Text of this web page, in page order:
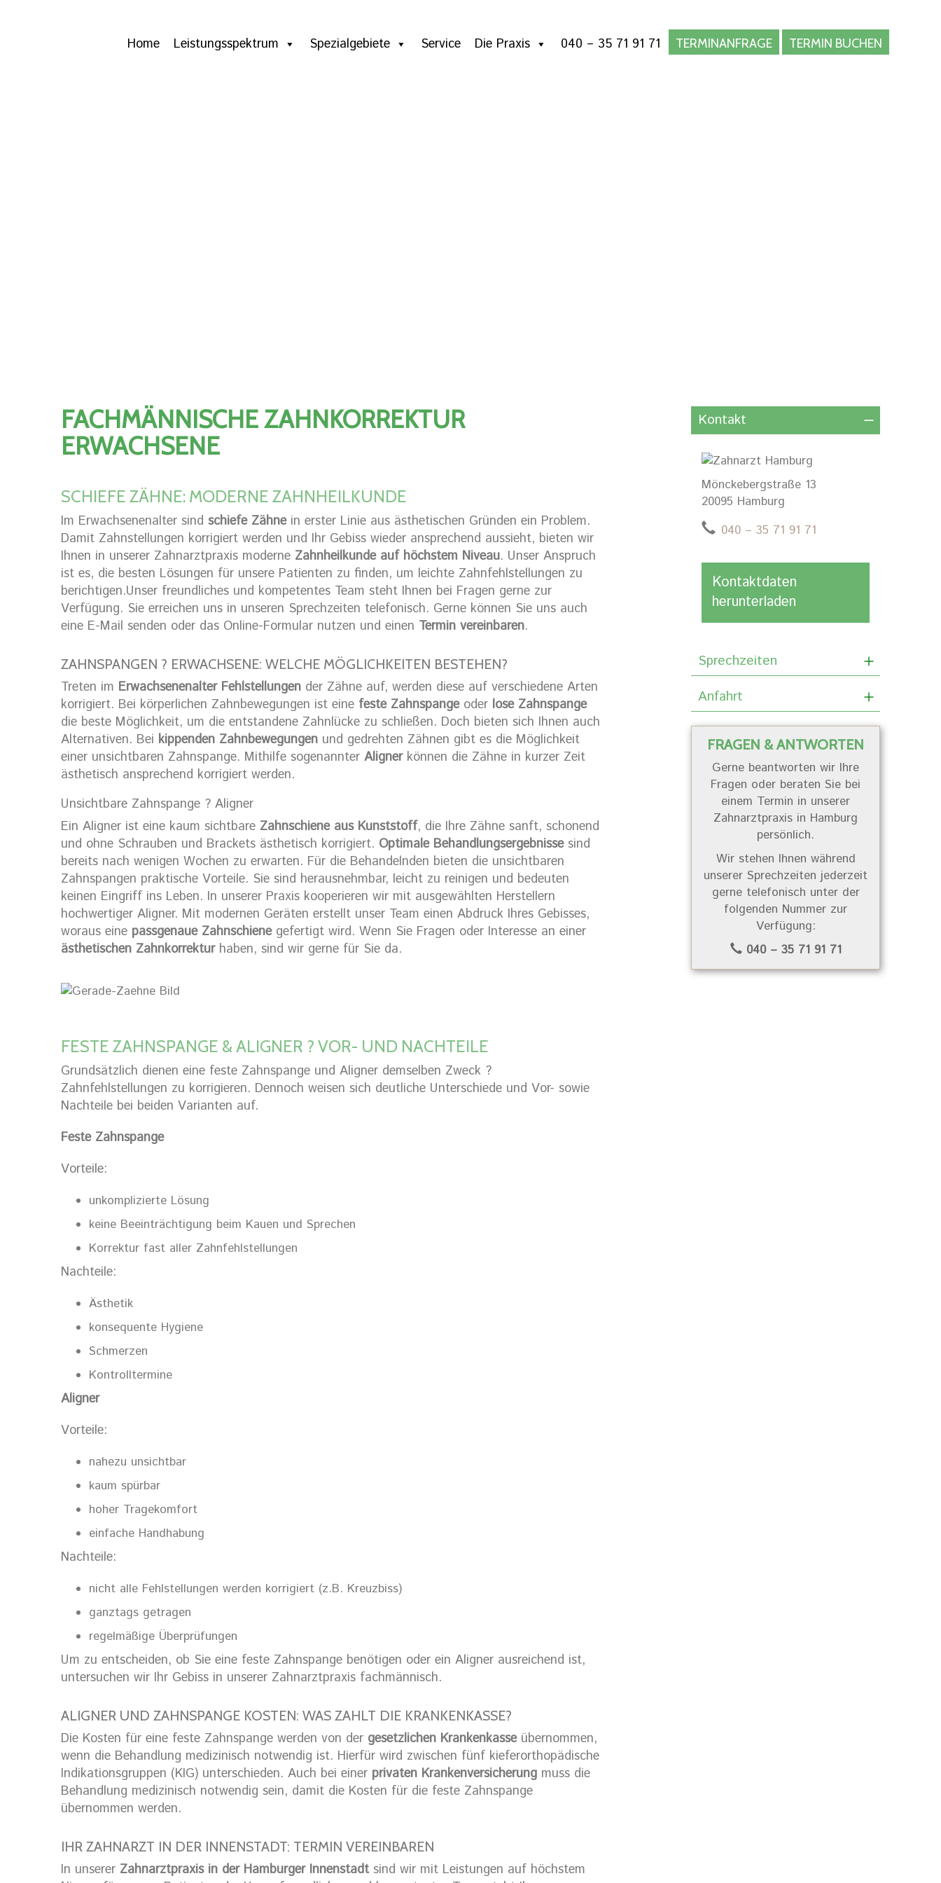
Home Leistungsspektrum Spezialgebiete Service Die Praxis 040 – 35 71 91 71 TERMINANFRAGE TERMIN BUCHEN
FACHMÄNNISCHE ZAHNKORREKTUR
ERWACHSENE
SCHIEFE ZÄHNE: MODERNE ZAHNHEILKUNDE
Im Erwachsenenalter sind schiefe Zähnein erster Linie aus ästhetischen Gründen ein Problem.
Damit Zahnstellungen korrigiert werden und Ihr Gebiss wieder ansprechend aussieht, bieten wir
Ihnen in unserer Zahnarztpraxis moderne Zahnheilkunde auf höchstem Niveau. Unser Anspruch
ist es, die besten Lösungen für unsere Patienten zu finden, um leichte Zahnfehlstellungen zu
berichtigen.Unser freundliches und kompetentes Team steht Ihnen bei Fragen gerne zur
Verfügung. Sie erreichen uns in unseren Sprechzeiten telefonisch. Gerne können Sie uns auch
eine E-Mail senden oder das Online-Formular nutzen und einen Termin vereinbaren.
ZAHNSPANGEN ? ERWACHSENE: WELCHE MÖGLICHKEITEN BESTEHEN?
Treten im Erwachsenenalter Fehlstellungen der Zähne auf, werden diese auf verschiedene Arten
korrigiert. Bei körperlichen Zahnbewegungen ist eine feste Zahnspangeoder lose Zahnspange
die beste Möglichkeit, um die entstandene Zahnlücke zu schließen. Doch bieten sich Ihnen auch
Alternativen. Bei kippenden Zahnbewegungen und gedrehten Zähnen gibt es die Möglichkeit
einer unsichtbaren Zahnspange. Mithilfe sogenannter Alignerkönnen die Zähne in kurzer Zeit
ästhetisch ansprechend korrigiert werden.
Unsichtbare Zahnspange ? Aligner
Ein Aligner ist eine kaum sichtbare Zahnschiene aus Kunststoff, die Ihre Zähne sanft, schonend
und ohne Schrauben und Brackets ästhetisch korrigiert. Optimale Behandlungsergebnissesind
bereits nach wenigen Wochen zu erwarten. Für die Behandelnden bieten die unsichtbaren
Zahnspangen praktische Vorteile. Sie sind herausnehmbar, leicht zu reinigen und bedeuten
keinen Eingriff ins Leben. In unserer Praxis kooperieren wir mit ausgewählten Herstellern
hochwertiger Aligner. Mit modernen Geräten erstellt unser Team einen Abdruck Ihres Gebisses,
woraus eine passgenaue Zahnschienegefertigt wird. Wenn Sie Fragen oder Interesse an einer
ästhetischen Zahnkorrekturhaben, sind wir gerne für Sie da.
FESTE ZAHNSPANGE & ALIGNER ? VOR- UND NACHTEILE
Grundsätzlich dienen eine feste Zahnspange und Aligner demselben Zweck ?
Zahnfehlstellungen zu korrigieren. Dennoch weisen sich deutliche Unterschiede und Vor- sowie
Nachteile bei beiden Varianten auf.
Feste Zahnspange
Vorteile:
unkomplizierte Lösung
keine Beeinträchtigung beim Kauen und Sprechen
Korrektur fast aller Zahnfehlstellungen
Nachteile:
Ästhetik
konsequente Hygiene
Schmerzen
Kontrolltermine
Aligner
Vorteile:
nahezu unsichtbar
kaum spürbar
hoher Tragekomfort
einfache Handhabung
Nachteile:
nicht alle Fehlstellungen werden korrigiert (z.B. Kreuzbiss)
ganztags getragen
regelmäßige Überprüfungen
Um zu entscheiden, ob Sie eine feste Zahnspange benötigen oder ein Aligner ausreichend ist,
untersuchen wir Ihr Gebiss in unserer Zahnarztpraxis fachmännisch.
ALIGNER UND ZAHNSPANGE KOSTEN: WAS ZAHLT DIE KRANKENKASSE?
Die Kosten für eine feste Zahnspange werden von der gesetzlichen Krankenkasseübernommen,
wenn die Behandlung medizinisch notwendig ist. Hierfür wird zwischen fünf kieferorthopädische
Indikationsgruppen (KIG) unterschieden. Auch bei einer privaten Krankenversicherung muss die
Behandlung medizinisch notwendig sein, damit die Kosten für die feste Zahnspange
übernommen werden.
IHR ZAHNARZT IN DER INNENSTADT: TERMIN VEREINBAREN
In unserer Zahnarztpraxis in der Hamburger Innenstadtsind wir mit Leistungen auf höchstem
Kontakt
Mönckebergstraße 13
20095 Hamburg
040 – 35 71 91 71
Kontaktdaten
herunterladen
Sprechzeiten
Anfahrt
FRAGEN & ANTWORTEN
Gerne beantworten wir Ihre
Fragen oder beraten Sie bei
einem Termin in unserer
Zahnarztpraxis in Hamburg
persönlich.
Wir stehen Ihnen während
unserer Sprechzeiten jederzeit
gerne telefonisch unter der
folgenden Nummer zur
Verfügung:
040 – 35 71 91 71